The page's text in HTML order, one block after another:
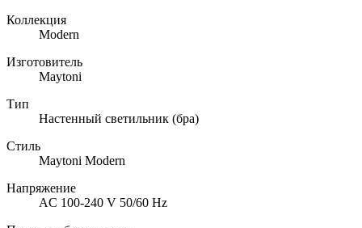
Коллекция
Modern
Изготовитель
Maytoni
Тип
Настенный светильник (бра)
Стиль
Maytoni Modern
Напряжение
AC 100-240 V 50/60 Hz